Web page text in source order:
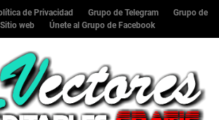
de Privacidad Grupo de Telegram
Grupo de
web Únete al Grupo de Facebook